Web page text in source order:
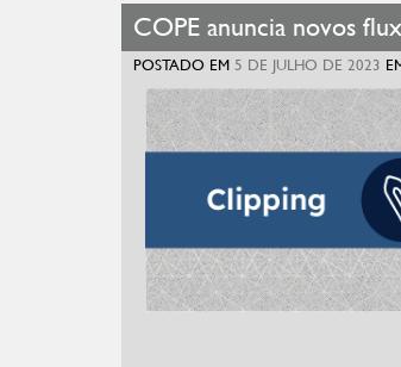
COPE anuncia novos
POSTADO EM 5 DE JULHO DE 2023